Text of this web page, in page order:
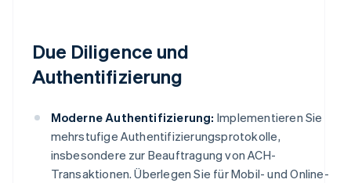
Due Diligence und
Authentifizierung
Moderne Authentifizierung: Implementieren Sie
mehrstufige Authentifizierungsprotokolle,
insbesondere zur Beauftragung von ACH-
Transaktionen. Überlegen Sie für Mobil- und Online-